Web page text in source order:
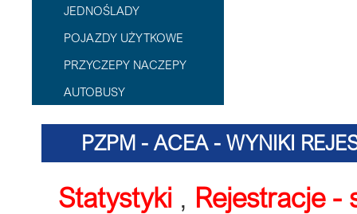
JEDNOŚLADY
POJAZDY UŻYTKOWE
PRZYCZEPY NACZEPY
AUTOBUSY
PZPM - ACEA - WYNIKI
Statystyki , Rejestracje -